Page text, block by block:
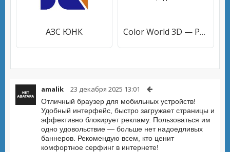
АЗС ЮНК Color World 3D — Раскраска по цифрам
amalik 23 декабря 2025 13:01
Отличный браузер для мобильных устройств!
Удобный интерфейс, быстро загружает страницы и
эффективно блокирует рекламу. Пользоваться им
одно удовольствие — больше нет надоедливых
баннеров. Рекомендую всем, кто ценит
комфортное серфинг в интернете!